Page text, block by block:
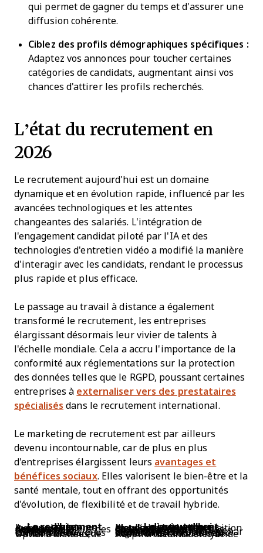
qui permet de gagner du temps et d'assurer une
diffusion cohérente.
Ciblez des profils démographiques spécifiques :
Adaptez vos annonces pour toucher certaines
catégories de candidats, augmentant ainsi vos
chances d'attirer les profils recherchés.
L’état du recrutement en
2026
Le recrutement aujourd'hui est un domaine
dynamique et en évolution rapide, influencé par les
avancées technologiques et les attentes
changeantes des salariés. L'intégration de
l'engagement candidat piloté par l'IA et des
technologies d'entretien vidéo a modifié la manière
d'interagir avec les candidats, rendant le processus
plus rapide et plus efficace.
Le passage au travail à distance a également
transformé le recrutement, les entreprises
élargissant désormais leur vivier de talents à
l'échelle mondiale. Cela a accru l'importance de la
conformité aux réglementations sur la protection
des données telles que le RGPD, poussant certaines
entreprises à externaliser vers des prestataires
spécialisés dans le recrutement international.
Le marketing de recrutement est par ailleurs
devenu incontournable, car de plus en plus
d'entreprises élargissent leurs avantages et
bénéfices sociaux. Elles valorisent le bien-être et la
santé mentale, tout en offrant des opportunités
d'évolution, de flexibilité et de travail hybride.
Le recrutement d’hier Le recrutement d’aujourd’hui
Axé sur les talents locaux Met l’accent sur l’acquisition de talents à l’échelle mondiale
Gestion manuelle des données des candidats Gestion automatisée des données grâce à l’IA
Sites d'emploi traditionnels Promotion multi-canal des offres d'emploi
CV standards Soumissions interactives par vidéo
Contrôles de conformité basiques Conformité renforcée aux réglementations sur les données
Options limitées de travail à distance Adoption des modèles de travail à distance et hybride